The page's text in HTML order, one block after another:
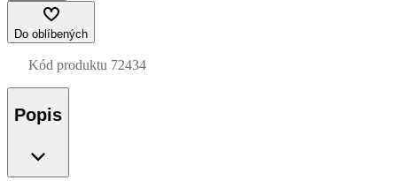
Do oblíbených
Kód produktu 72434
Popis